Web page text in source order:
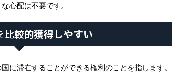
心配は不要です。
比較的獲得しやすい
に滞在することができる権利のことを指します。